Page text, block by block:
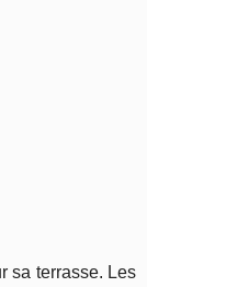
sa terrasse. Les